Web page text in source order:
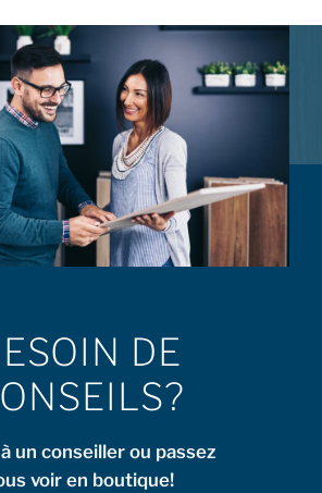
DE
un conseiller ou passez
voir en boutique!